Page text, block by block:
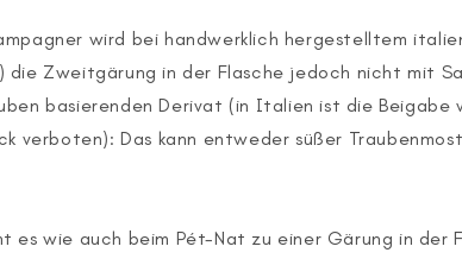
wird bei handwerklich hergestelltem
die Zweitgärung in der Flasche jedoch nicht mit
basierenden Derivat (in Italien ist die Beigabe
verboten): Das kann entweder süßer
es wie auch beim Pét-Nat zu einer Gärung in der